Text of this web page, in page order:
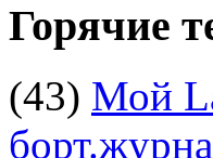
Горячие
(43) Мой